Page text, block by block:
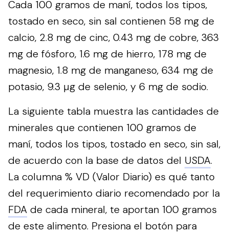
Cada 100 gramos de maní, todos los tipos,
tostado en seco, sin sal contienen 58 mg de
calcio, 2.8 mg de cinc, 0.43 mg de cobre, 363
mg de fósforo, 1.6 mg de hierro, 178 mg de
magnesio, 1.8 mg de manganeso, 634 mg de
potasio, 9.3 µg de selenio, y 6 mg de sodio.
La siguiente tabla muestra las cantidades de
minerales que contienen 100 gramos de
maní, todos los tipos, tostado en seco, sin sal,
de acuerdo con la base de datos del USDA.
La columna % VD (Valor Diario) es qué tanto
del requerimiento diario recomendado por la
FDA de cada mineral, te aportan 100 gramos
de este alimento. Presiona el botón para